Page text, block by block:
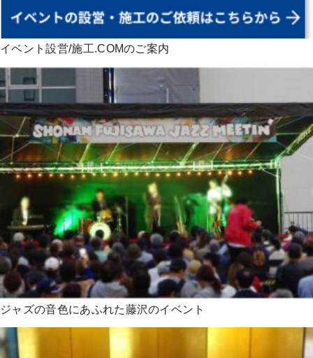
イベント設営/施工.COMのご案内
ジャズの音色にあふれた藤沢のイベント